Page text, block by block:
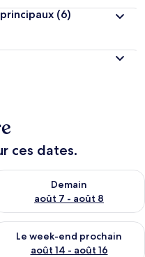
(6)
ces dates.
août 6 - août 7
Demain
août 7 - août 8
la disponibilité pour
end août 7 - août 9
Le week-end prochain
août 14 - août 16
la disponibilité pour